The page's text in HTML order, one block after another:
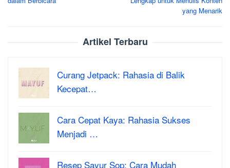
yang Menarik
Artikel Terbaru
Curang Jetpack: Rahasia di Balik
Kecepat…
Cara Cepat Kaya: Rahasia Sukses
Menjadi …
Resep Sayur Sop: Cara Mudah